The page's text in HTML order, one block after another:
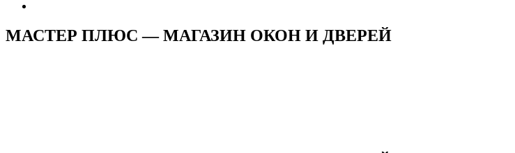
МАСТЕР ПЛЮС — МАГАЗИН ОКОН И ДВЕРЕЙ